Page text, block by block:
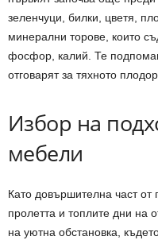
зеленчуци, билки, цветя,
минерални торове, които
фосфор, калий. Те
отговарят за тяхното
Избор на
мебели
Като довършителна част от
пролетта и топлите дни на
на уютна обстановка,